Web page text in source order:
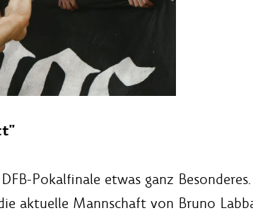
Pokalfinale etwas ganz
aktuelle Mannschaft von Bruno